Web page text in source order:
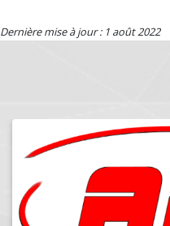
Dernière mise à jour : 1 août 2022